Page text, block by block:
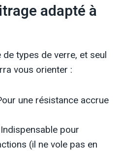
adapté à
types de verre, et seul
vous orienter :
une résistance accrue
Indispensable pour
(il ne vole pas en